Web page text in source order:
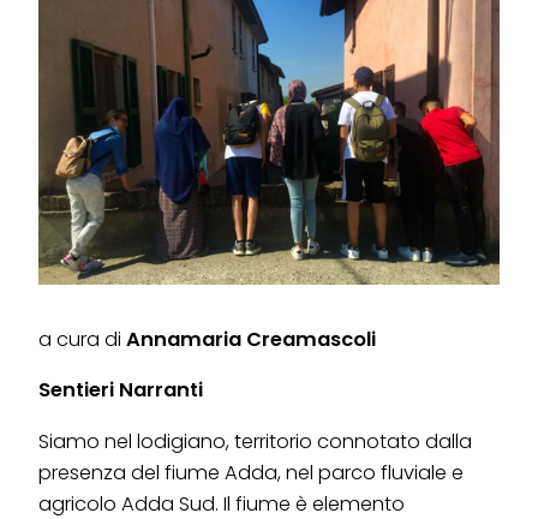
a cura di Annamaria Creamascoli
Sentieri Narranti
Siamo nel lodigiano, territorio connotato dalla
presenza del fiume Adda, nel parco fluviale e
agricolo Adda Sud. Il fiume è elemento